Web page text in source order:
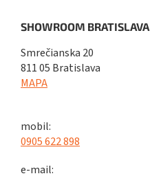
SHOWROOM BRATISLAVA
Smrečianska 20
811 05 Bratislava
MAPA
mobil:
0905 622 898
e-mail: